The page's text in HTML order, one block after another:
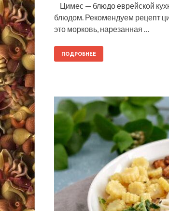
Цимес — блюдо еврейской
блюдом. Рекомендуем рецепт
это морковь, нарезанная …
ПОДРОБНЕЕ